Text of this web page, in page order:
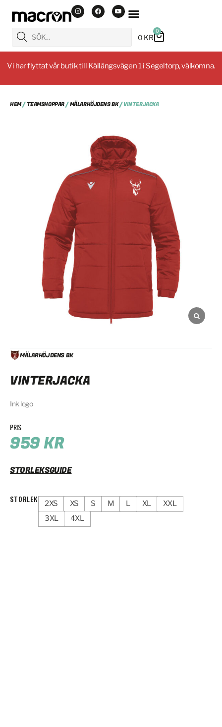
0 KR
0
Vi har flyttat vår butik till Källängsvägen 1 i Segeltorp, välkomna.
HEM/TEAMSHOPPAR/MÄLARHÖJDENS BK/ VINTERJACKA
MÄLARHÖJDENS BK
VINTERJACKA
Ink logo
959KR
STORLEKSGUIDE
STORLEK 2XS XS S M L XL
XXL
3XL
4XL